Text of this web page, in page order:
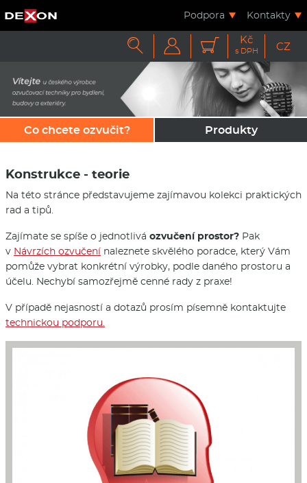
Podpora Kontakty
   Kč
s DPH CZ
Co chcete ozvučit? Produkty
Konstrukce - teorie
Na této stránce představujeme zajímavou kolekci praktických
rad a tipů.
Zajímate se spíše o jednotlivá ozvučení prostor? Pak
v Návrzích ozvučení naleznete skvělého poradce, který Vám
pomůže vybrat konkrétní výrobky, podle daného prostoru a
účelu. Nechybí samozřejmě cenné rady z praxe!
V případě nejasností a dotazů prosím písemně kontaktujte
technickou podporu.